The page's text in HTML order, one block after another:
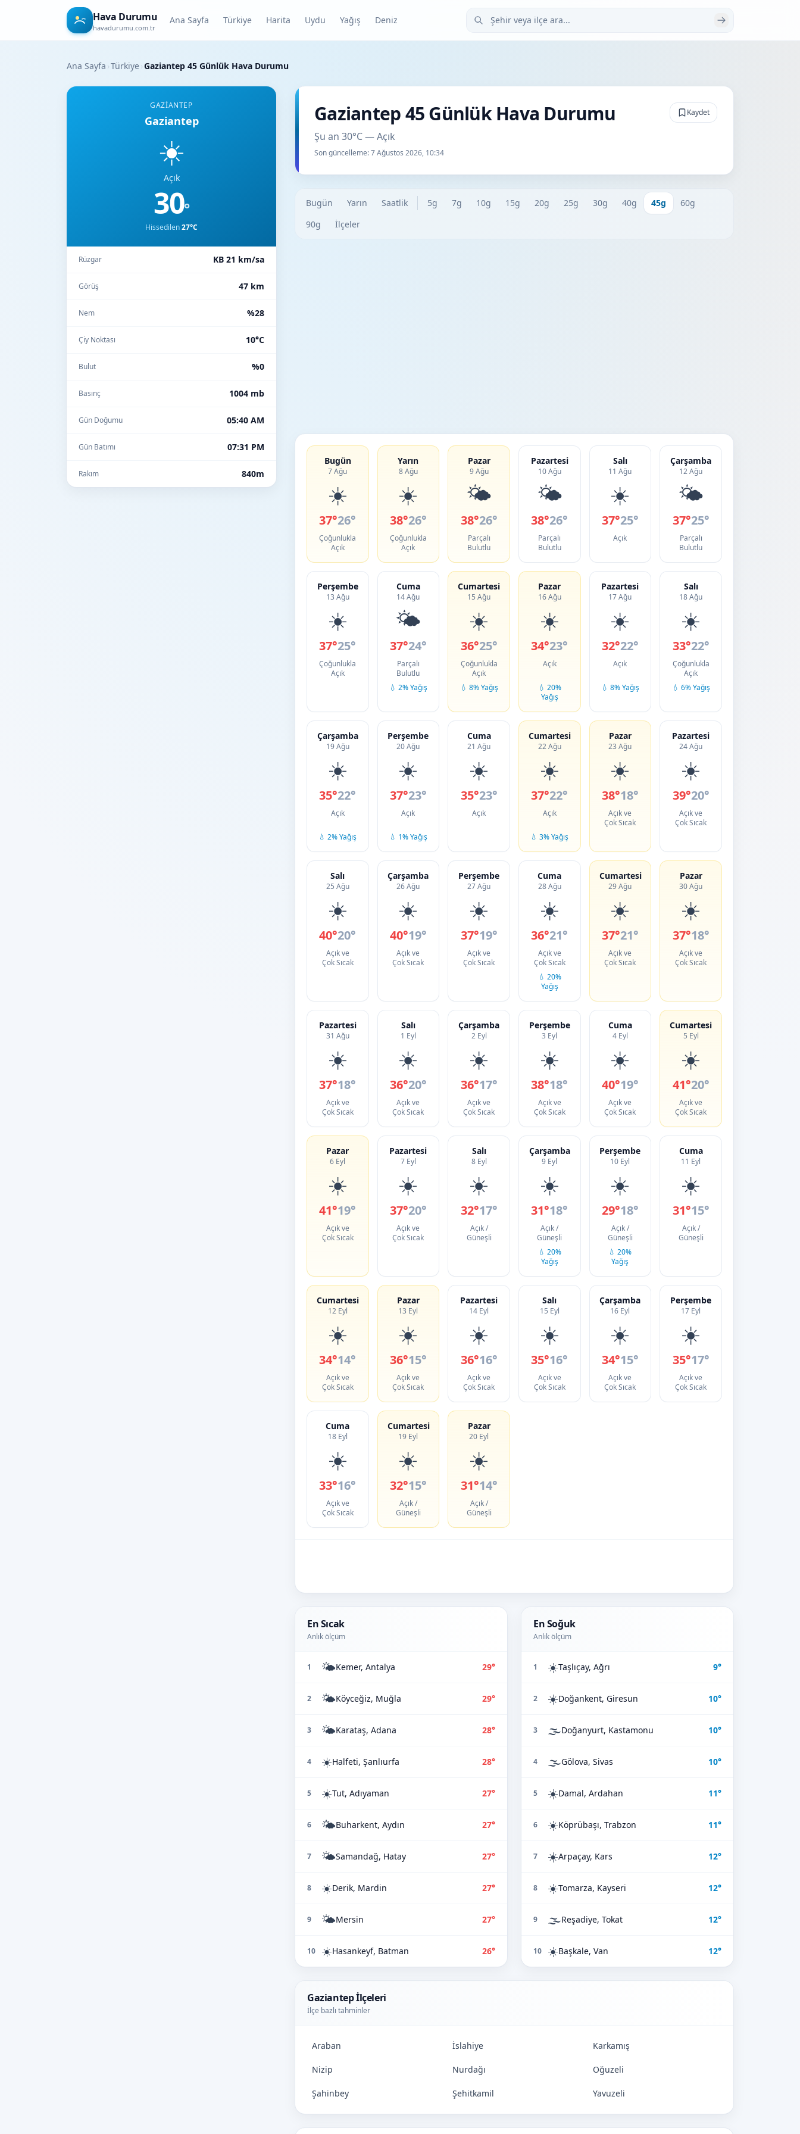
Hava Durumu
havadurumu.com.tr
Ana Sayfa Türkiye Harita Uydu Yağış Deniz Şehir veya ilçe ara
Ana Sayfa ›Türkiye›Gaziantep 45 Günlük Hava Durumu
GAZIANTEP
Gaziantep
☀️
Açık
30°
Hissedilen27°C
Rüzgar KB 21 km/sa
Görüş 47 km
Nem %28
Çiy Noktası 10°C
Bulut %0
Basınç 1004 mb
Gün Doğumu 05:40 AM
Gün Batımı 07:31 PM
Rakım 840m
Gaziantep 45 Günlük Hava Durumu
Şu an 30°C — Açık
Son güncelleme:7 Ağustos 2026, 10:34
Kaydet
Bugün Yarın Saatlik 5g 7g 10g 15g 20g 25g 30g 40g 45g
60g
90g
İlçeler
Bugün
7 Ağu
☀️
37°26°
Çoğunlukla
Açık
Yarın
8 Ağu
☀️
38°26°
Çoğunlukla
Açık
Pazar
9 Ağu
🌤️
38°26°
Parçalı
Bulutlu
Pazartesi
10 Ağu
🌤️
38°26°
Parçalı
Bulutlu
Salı
11 Ağu
☀️
37°25°
Açık
Çarşamba
12 Ağu
🌤️
37°25°
Parçalı
Bulutlu
Perşembe
13 Ağu
☀️
37°25°
Çoğunlukla
Açık
Cuma
14 Ağu
🌤️
37°24°
Parçalı
Bulutlu
💧 2% Yağış
Cumartesi
15 Ağu
☀️
36°25°
Çoğunlukla
Açık
💧 8% Yağış
Pazar
16 Ağu
☀️
34°23°
Açık
💧 20%
Yağış
Pazartesi
17 Ağu
☀️
32°22°
Açık
💧 8% Yağış
Salı
18 Ağu
☀️
33°22°
Çoğunlukla
Açık
💧 6% Yağış
Çarşamba
19 Ağu
☀️
35°22°
Açık
💧 2% Yağış
Perşembe
20 Ağu
☀️
37°23°
Açık
💧 1% Yağış
Cuma
21 Ağu
☀️
35°23°
Açık
Cumartesi
22 Ağu
☀️
37°22°
Açık
💧 3% Yağış
Pazar
23 Ağu
☀️
38°18°
Açık ve
Çok Sıcak
Pazartesi
24 Ağu
☀️
39°20°
Açık ve
Çok Sıcak
Salı
25 Ağu
☀️
40°20°
Açık ve
Çok Sıcak
Çarşamba
26 Ağu
☀️
40°19°
Açık ve
Çok Sıcak
Perşembe
27 Ağu
☀️
37°19°
Açık ve
Çok Sıcak
Cuma
28 Ağu
☀️
36°21°
Açık ve
Çok Sıcak
💧 20%
Yağış
Cumartesi
29 Ağu
☀️
37°21°
Açık ve
Çok Sıcak
Pazar
30 Ağu
☀️
37°18°
Açık ve
Çok Sıcak
Pazartesi
31 Ağu
☀️
37°18°
Açık ve
Çok Sıcak
Salı
1 Eyl
☀️
36°20°
Açık ve
Çok Sıcak
Çarşamba
2 Eyl
☀️
36°17°
Açık ve
Çok Sıcak
Perşembe
3 Eyl
☀️
38°18°
Açık ve
Çok Sıcak
Cuma
4 Eyl
☀️
40°19°
Açık ve
Çok Sıcak
Cumartesi
5 Eyl
☀️
41°20°
Açık ve
Çok Sıcak
Pazar
6 Eyl
☀️
41°19°
Açık ve
Çok Sıcak
Pazartesi
7 Eyl
☀️
37°20°
Açık ve
Çok Sıcak
Salı
8 Eyl
☀️
32°17°
Açık /
Güneşli
Çarşamba
9 Eyl
☀️
31°18°
Açık /
Güneşli
💧 20%
Yağış
Perşembe
10 Eyl
☀️
29°18°
Açık /
Güneşli
💧 20%
Yağış
Cuma
11 Eyl
☀️
31°15°
Açık /
Güneşli
Cumartesi
12 Eyl
☀️
34°14°
Açık ve
Çok Sıcak
Pazar
13 Eyl
☀️
36°15°
Açık ve
Çok Sıcak
Pazartesi
14 Eyl
☀️
36°16°
Açık ve
Çok Sıcak
Salı
15 Eyl
☀️
35°16°
Açık ve
Çok Sıcak
Çarşamba
16 Eyl
☀️
34°15°
Açık ve
Çok Sıcak
Perşembe
17 Eyl
☀️
35°17°
Açık ve
Çok Sıcak
Cuma
18 Eyl
☀️
33°16°
Açık ve
Çok Sıcak
Cumartesi
19 Eyl
☀️
32°15°
Açık /
Güneşli
Pazar
20 Eyl
☀️
31°14°
Açık /
Güneşli
En Sıcak
Anlık ölçüm
1 🌤️Kemer, Antalya 29°
2 🌤️Köyceğiz, Muğla 29°
3 🌤️Karataş, Adana 28°
4 ☀️Halfeti, Şanlıurfa 28°
5 ☀️Tut, Adıyaman 27°
6 🌤️Buharkent, Aydın 27°
7 🌤️Samandağ, Hatay 27°
8 ☀️Derik, Mardin 27°
9 🌤️Mersin 27°
10 ☀️Hasankeyf, Batman 26°
En Soğuk
Anlık ölçüm
1 ☀️Taşlıçay, Ağrı 9°
2 ☀️Doğankent, Giresun 10°
3 🌫️Doğanyurt, Kastamonu 10°
4 🌫️Gölova, Sivas 10°
5 ☀️Damal, Ardahan 11°
6 ☀️Köprübaşı, Trabzon 11°
7 ☀️Arpaçay, Kars 12°
8 ☀️Tomarza, Kayseri 12°
9 🌫️Reşadiye, Tokat 12°
10 ☀️Başkale, Van 12°
Gaziantep İlçeleri
İlçe bazlı tahminler
Araban İslahiye Karkamış
Nizip Nurdağı Oğuzeli
Şahinbey Şehitkamil Yavuzeli